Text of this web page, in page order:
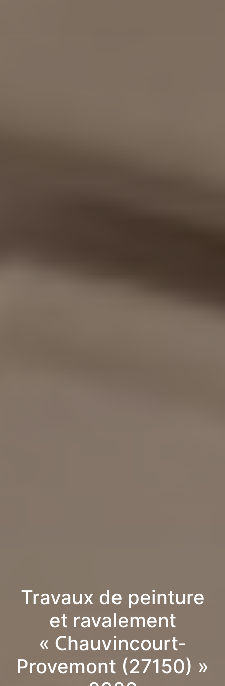
Travaux de peinture
et ravalement
« Chauvincourt-
Provemont (27150) »